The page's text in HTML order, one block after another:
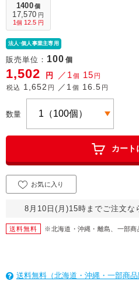
1400個
17,570 円
1個 12.5 円
法人·個人事業主専用
販売単位： 100 個
1,502 円 ／1 個 15 円
税込
1,652 円 ／1 個 16.5 円
数量
カート
8月10日(月)15時までご注文な
お気に入り
送料無料 ※北海道・沖縄・離島、一部商
送料無料（北海道・沖縄・一部商